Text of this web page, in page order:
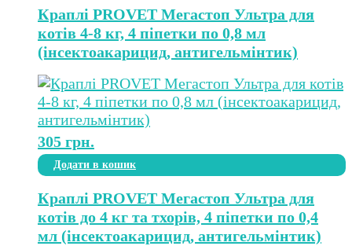
Краплі PROVET Мегастоп Ультра для
котів 4-8 кг, 4 піпетки по 0,8 мл
(інсектоакарицид, антигельмінтик)
305 грн.
Додати в кошик
Краплі PROVET Мегастоп Ультра для
котів до 4 кг та тхорів, 4 піпетки по 0,4
мл (інсектоакарицид, антигельмінтик)